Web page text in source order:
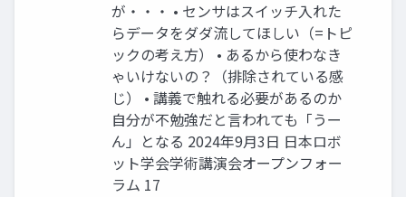
が・・・ • センサはスイッチ入れた
らデータをダダ流してほしい（=トピ
ックの考え方） • あるから使わなき
ゃいけないの？（排除されている感
じ） • 講義で触れる必要があるのか
自分が不勉強だと言われても「うー
ん」となる 2024年9月3日 日本ロボ
ット学会学術講演会オープンフォー
ラム 17